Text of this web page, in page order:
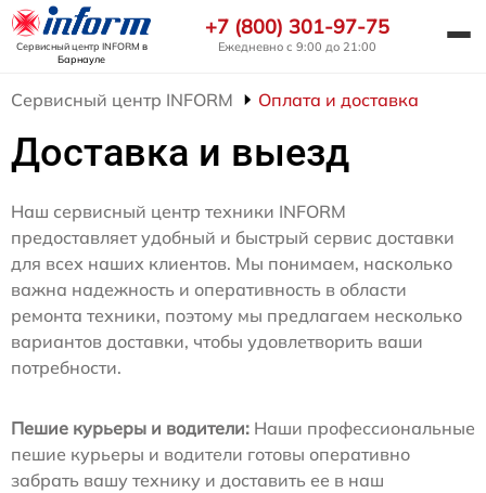
Сервисный центр INFORM в
Барнауле
+7 (800) 301-97-75
Ежедневно с 9:00 до 21:00
Сервисный центр INFORM Оплата и доставка
Доставка и выезд
Наш сервисный центр техники INFORM
предоставляет удобный и быстрый сервис доставки
для всех наших клиентов. Мы понимаем, насколько
важна надежность и оперативность в области
ремонта техники, поэтому мы предлагаем несколько
вариантов доставки, чтобы удовлетворить ваши
потребности.
Пешие курьеры и водители: Наши профессиональные
пешие курьеры и водители готовы оперативно
забрать вашу технику и доставить ее в наш